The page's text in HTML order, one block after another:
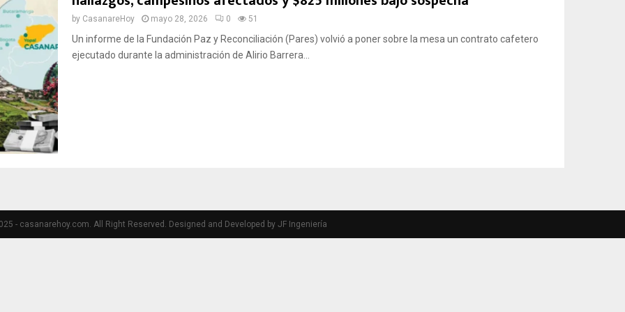
by CasanareHoy mayo 28, 2026 0 51
Un informe de la Fundación Paz y Reconciliación (Pares) volvió a poner sobre la mesa un contrato cafetero
ejecutado durante la administración de Alirio Barrera...
- casanarehoy.com. All Right Reserved. Designed and Developed by JF Ingeniería